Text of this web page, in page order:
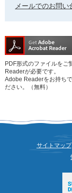
メールでのお問い
PDF形式のファイルをご
Readerが必要です。
Adobe Readerをお持ち
ださい。（無料）
サイトマップ